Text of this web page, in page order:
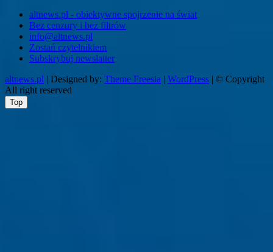
altnews.pl - obiektywne spojrzenie na świat
Bez cenzury i bez filtrów
info@altnews.pl
Zostań czytelnikiem
Subskrybuj newslatter
altnews.pl | Designed by: Theme Freesia | WordPress | © Copyright
All right reserved
Top